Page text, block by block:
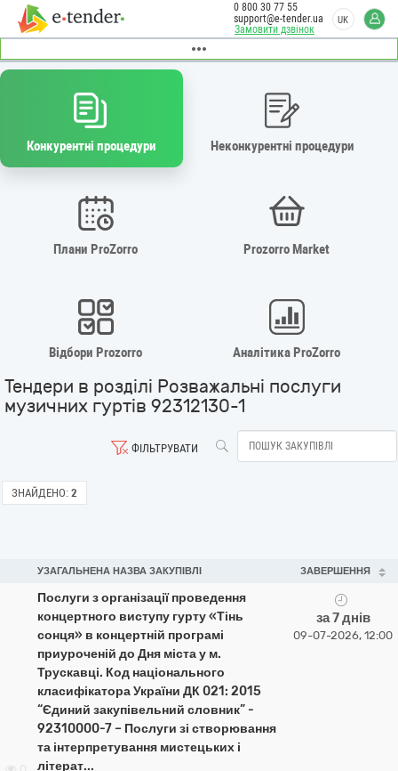
Замовити дзвінок
0 800 30 77 55
support@e-tender.ua
UK
Конкурентні процедури Неконкурентні процедури
Плани ProZorro Prozorro Market
Відбори Prozorro Аналітика ProZorro
Тендери в розділі Розважальні послуги
музичних гуртів 92312130-1
ФІЛЬТРУВАТИ
ЗНАЙДЕНО: 2
УЗАГАЛЬНЕНА НАЗВА ЗАКУПІВЛІ ЗАВЕРШЕННЯ
Послуги з організації проведення
концертного виступу гурту «Тінь
сонця» в концертній програмі
приуроченій до Дня міста у м.
Трускавці. Код національного
класифікатора України ДК 021: 2015
“Єдиний закупівельний словник” -
92310000-7 – Послуги зі створювання
та інтерпретування мистецьких і
літерат...
за 7 днів
09-07-2026, 12:00